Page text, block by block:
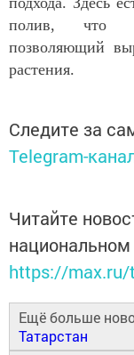
полив, что
позволяющий
растения.
Следите за
Telegram-
Читайте
https://max.ru/
Ещё больше
Татарстан